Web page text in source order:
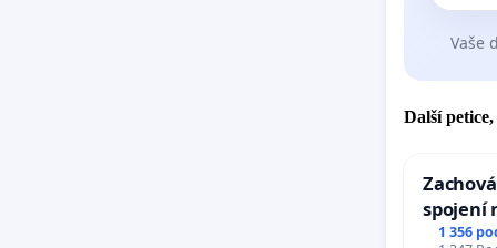
Vaše
Další
spojení
1 356